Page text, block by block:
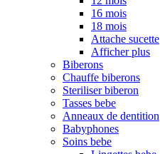
16 mois
18 mois
Attache sucette
Afficher plus
Biberons
Chauffe biberons
Steriliser biberon
Tasses bebe
Anneaux de dentition
Babyphones
Soins bebe